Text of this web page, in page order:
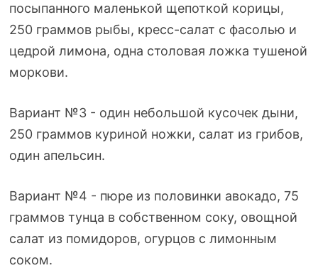
посыпанного маленькой щепоткой корицы,
250 граммов рыбы, кресс-салат с фасолью и
цедрой лимона, одна столовая ложка тушеной
моркови.
Вариант №3 - один небольшой кусочек дыни,
250 граммов куриной ножки, салат из грибов,
один апельсин.
Вариант №4 - пюре из половинки авокадо, 75
граммов тунца в собственном соку, овощной
салат из помидоров, огурцов с лимонным
соком.